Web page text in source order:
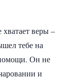
веры –
тебе на
помощи. Он не
и